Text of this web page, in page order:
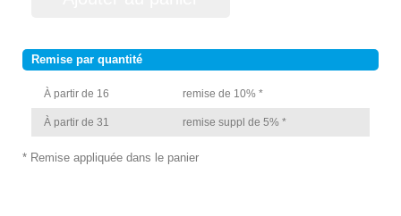
Remise par quantité
À partir de 16 remise de 10% *
À partir de 31 remise suppl de 5% *
* Remise appliquée dans le panier